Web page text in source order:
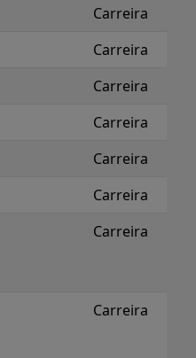
Carreira
Carreira
Carreira
Carreira
Carreira
Carreira
Carreira
Carreira